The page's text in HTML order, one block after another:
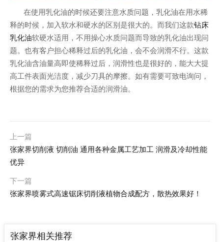
在使用乳化油的时候还要注意水质问题，乳化油在用水稀
释的时候，加入软水和硬水的区别是很大的。而我们这款钻床
乳化油软硬水适用，不用操心水质问题而导致的乳化油出现问
题。也有客户担心稀释过后的乳化油，会不会润滑不行。这款
乳化油含油量高即使稀释过后，润滑性也是很好的，能大大提
高工件表面光洁度，减少刀具的摩擦。如有需要可致电询问，
根据您的需求为您推荐合适的润滑油。
上一篇
张家界切削液 切削油 通用各种金属工艺加工 润滑及冷却性能
优异
下一篇
张家界喷雾式高速锯床切削液植物合成配方，散热效果好！
张家界相关推荐